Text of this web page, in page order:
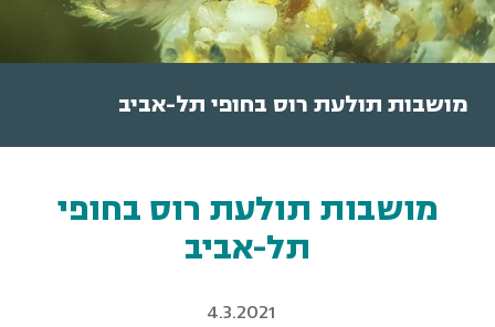
מושבות תולעת רוס בחופי תל-אביב
מושבות תולעת רוס בחופי
תל-אביב
4.3.2021